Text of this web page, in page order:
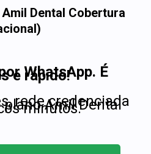
Dental Cobertura
WhatsApp. É
e rápido!
rede credenciada
Amil Dental
minutos.